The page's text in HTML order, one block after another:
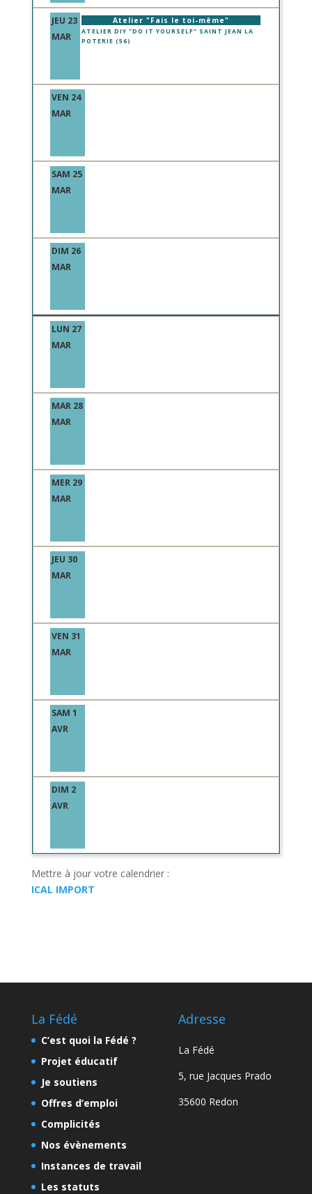
JEU 23
MAR
Atelier "Fais le toi-même"
ATELIER DIY "DO IT YOURSELF" SAINT JEAN LA
POTERIE (56)
VEN 24
MAR
SAM 25
MAR
DIM 26
MAR
LUN 27
MAR
MAR 28
MAR
MER 29
MAR
JEU 30
MAR
VEN 31
MAR
SAM 1
AVR
DIM 2
AVR
Mettre à jour votre calendrier :
ICAL IMPORT
La Fédé
C’est quoi la Fédé ?
Projet éducatif
Je soutiens
Offres d’emploi
Complicités
Nos évènements
Instances de travail
Les statuts
Adresse
La Fédé
5, rue Jacques Prado
35600 Redon